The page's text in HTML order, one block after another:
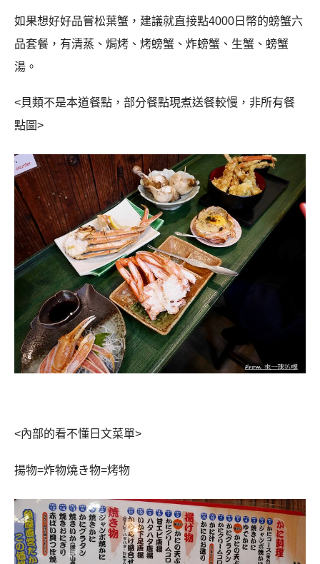
如果想好好品嘗松葉蟹，建議就直接點4000 日幣的螃蟹六
品套餐，有清蒸、焗烤、烤螃蟹、炸螃蟹、生蟹、螃蟹
湯。
<貝類不是本道餐點，部分餐點現煮送餐較慢，非所有餐
點圖>
<內部的看不懂日文菜單>
揚物=炸物燒き物=烤物